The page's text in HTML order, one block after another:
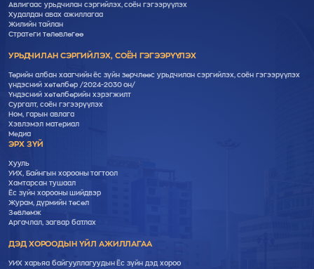
Авлигаас урьдчилан сэргийлэх, соён гэгээрүүлэх
Худалдан авах ажиллагаа
Жилийн тайлан
Стратеги төлөвлөгөө
УРЬДЧИЛАН СЭРГИЙЛЭХ, СОЁН ГЭГЭЭРҮҮЛЭХ
Төрийн албан хаагчийн ёс зүйн зөрчлөөс урьдчилан сэргийлэх, соён гэгээрүүлэх
үндэсний хөтөлбөр /2024-2030 он/
Үндэсний хөтөлбөрийн хэрэгжилт
Cургалт, cоён гэгээрүүлэх
Ном, гарын авлага
Хэвлэмэл материал
Медиа
ЭРХ ЗҮЙ
Хууль
УИХ, Байнгын хорооны тогтоол
Хамтарсан тушаал
Ёс зүйн хорооны шийдвэр
Журам, дүрмийн төсөл
Зөвлөмж
Аргачлал, загвар батлах
ДЭД ХОРООДЫН ҮЙЛ АЖИЛЛАГАА
УИХ харьяа байгууллагуудын Ёс зүйн дэд хороо